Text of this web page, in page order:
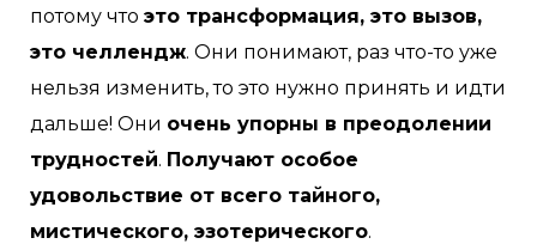
потому что это трансформация, это вызов,
это челлендж. Они понимают, раз что-то уже
нельзя изменить, то это нужно принять и идти
дальше! Они очень упорны в преодолении
трудностей. Получают особое
удовольствие от всего тайного,
мистического, эзотерического.